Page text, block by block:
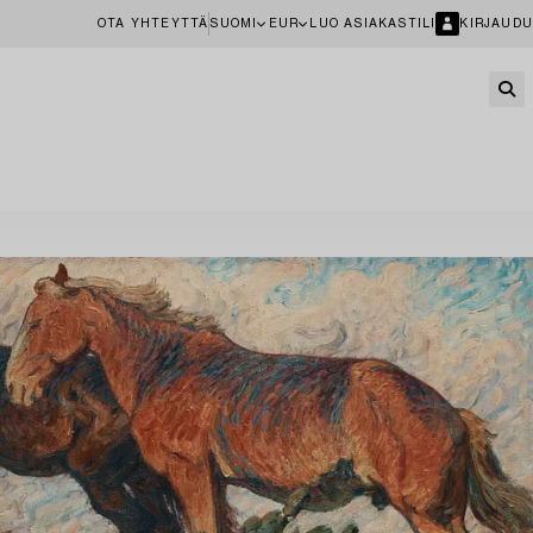
OTA YHTEYTTÄ SUOMI EUR LUO ASIAKASTILI KIRJAUDU